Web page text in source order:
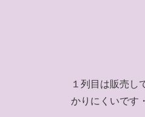
１列目は販売し
かりにくいです